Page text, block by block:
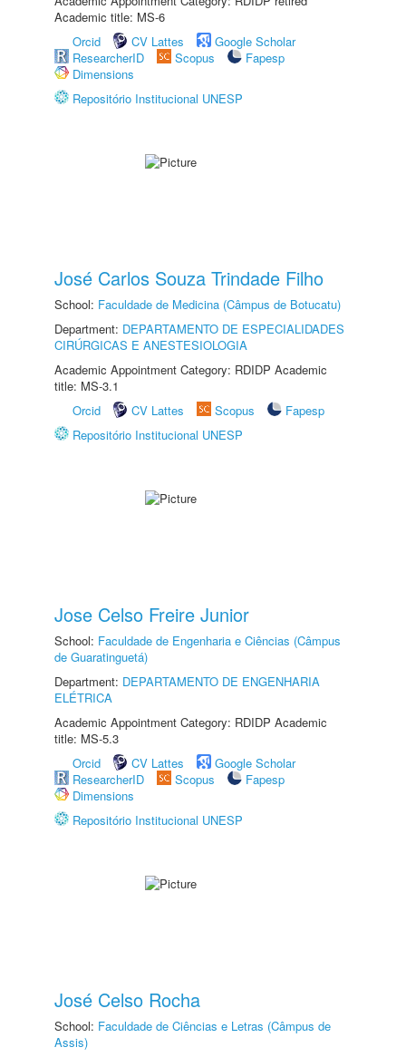
Academic title: MS-6
Orcid
CV Lattes
Google Scholar
ResearcherID
Scopus
Fapesp
Dimensions
Repositório Institucional UNESP
José Carlos Souza Trindade Filho
School: Faculdade de Medicina (Câmpus de Botucatu)
Department: DEPARTAMENTO DE ESPECIALIDADES
CIRÚRGICAS E ANESTESIOLOGIA
Academic Appointment Category: RDIDP Academic
title: MS-3.1
Orcid
CV Lattes Scopus
Fapesp
Repositório Institucional UNESP
Jose Celso Freire Junior
School: Faculdade de Engenharia e Ciências (Câmpus
de Guaratinguetá)
Department: DEPARTAMENTO DE ENGENHARIA
ELÉTRICA
Academic Appointment Category: RDIDP Academic
title: MS-5.3
Orcid
CV Lattes
Google Scholar
ResearcherID
Scopus
Fapesp
Dimensions
Repositório Institucional UNESP
José Celso Rocha
School: Faculdade de Ciências e Letras (Câmpus de
Assis)